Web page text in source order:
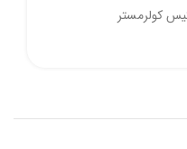
کولرمستر